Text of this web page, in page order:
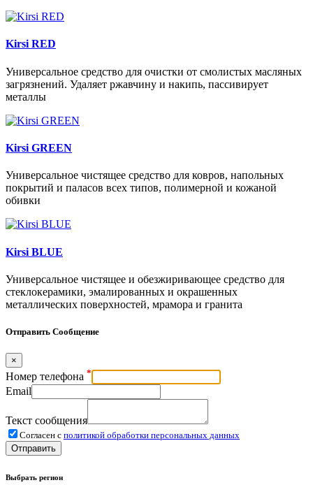
Kirsi RED
Универсальное средство для очистки от смолистых масляных
загрязнений. Удаляет ржавчину и накипь, пассивирует
металлы
Kirsi GREEN
Универсальное чистящее средство для ковров, напольных
покрытий и паласов всех типов, полимерной и кожаной
обивки
Kirsi BLUE
Универсальное чистящее и обезжиривающее средство для
стеклокерамики, эмалированных и окрашенных
металлических поверхностей, мрамора и гранита
Отправить Сообщение
×
Номер телефона *
Email
Текст сообщения
Согласен с политикой обработки персональных данных
Отправить
Выбрать регион